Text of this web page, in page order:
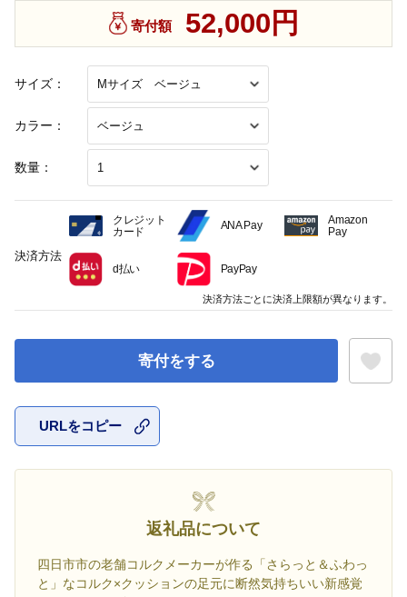
サイズ：
カラー：
数量：
寄付額 52,000円
寄付をする
URLをコピー
返礼品について
四日市市の老舗コルクメーカーが作る「さらっと＆ふわっ
と」なコルク×クッションの足元に断然気持ちいい新感覚
決済方法
クレジット
カード
ANA Pay
Amazon
Pay
d払い PayPay
決済方法ごとに決済上限額が異なります。